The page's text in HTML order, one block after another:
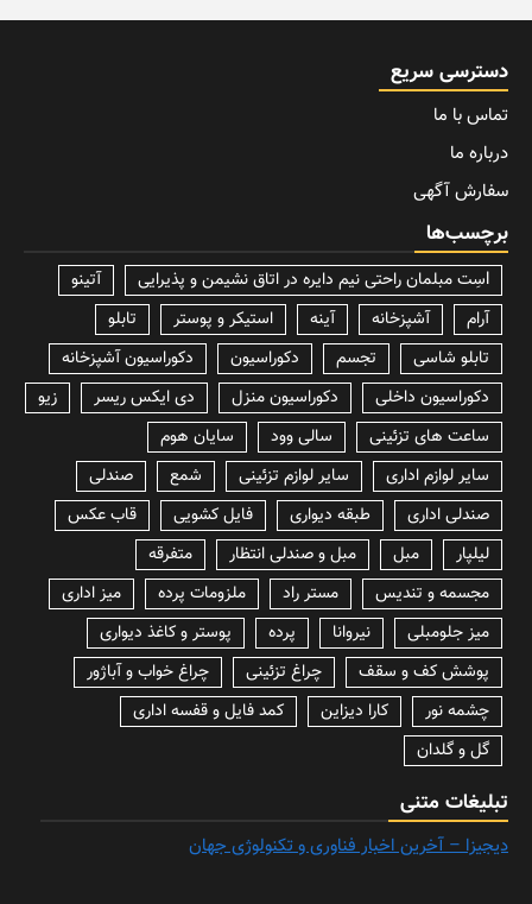
دسترسی سریع
تماس با ما
درباره ما
سفارش آگهی
برچسب‌ها
lسِت مبلمان راحتی نیم دایره در اتاق نشیمن و پذیرایی
آتینو
آرام
آشپزخانه آینه استیکر و پوستر
تابلو
تابلو شاسی
تجسم دکوراسیون
دکوراسیون آشپزخانه
دکوراسیون داخلی
دکوراسیون منزل دی ایکس ریسر
زیو
ساعت های تزئینی
سالی وود
سایان هوم
سایر لوازم اداری
سایر لوازم تزئینی شمع
صندلی
صندلی اداری
طبقه دیواری فایل کشویی
قاب عکس
لیلپار
مبل مبل و صندلی انتظار
متفرقه
مجسمه و تندیس
مستر راد ملزومات پرده
میز اداری
میز جلومبلی
نیروانا پرده
پوستر و کاغذ دیواری
پوشش کف و سقف
چراغ تزئینی
چراغ خواب و آباژور
چشمه نور
کارا دیزاین
کمد فایل و قفسه اداری
گل و گلدان
تبلیغات متنی
دیجیزا – آخرین اخبار فناوری و تکنولوژی جهان